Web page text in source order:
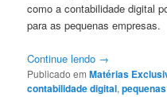
como a contabilidade digital
para as pequenas empresas.
Continue lendo →
Publicado em Matérias
contabilidade digital,